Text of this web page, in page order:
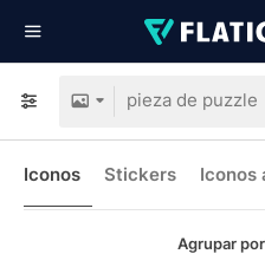
Iconos Stickers Iconos
Agrupar